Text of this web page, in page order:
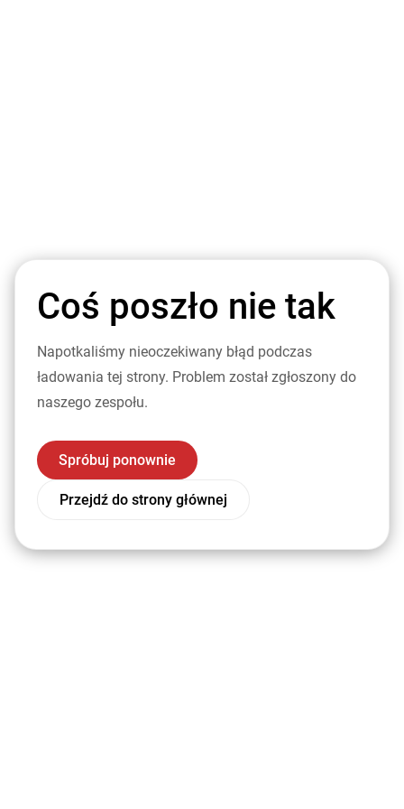
Coś poszło nie tak
Napotkaliśmy nieoczekiwany błąd podczas
ładowania tej strony. Problem został zgłoszony do
naszego zespołu.
Spróbuj ponownie
Przejdź do strony głównej